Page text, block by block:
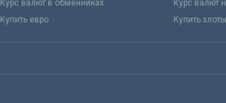
Курс валют в обменниках
Курс валют
Купить евро Купить